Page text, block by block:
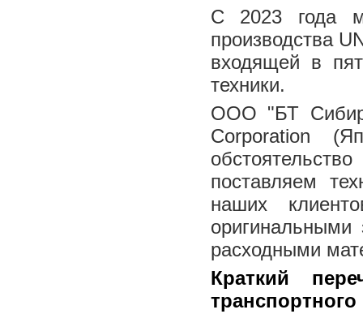
С 2023 года
производства
входящей в
техники.
ООО "БТ
Corporation
поставляем
наших
оригинальными
расходными
Краткий